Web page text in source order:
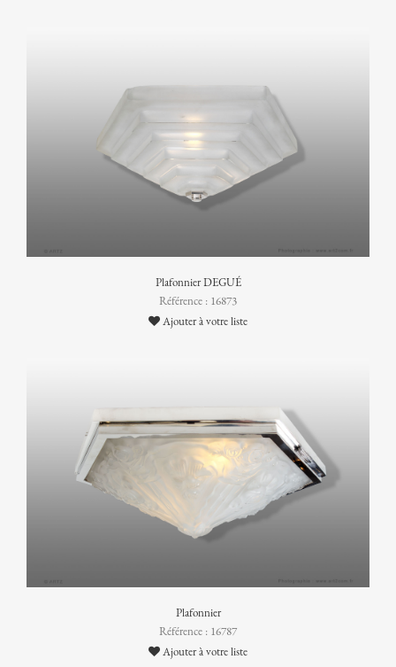
Plafonnier DEGUÉ
Référence : 16873
Ajouter à votre liste
Plafonnier
Référence : 16787
Ajouter à votre liste